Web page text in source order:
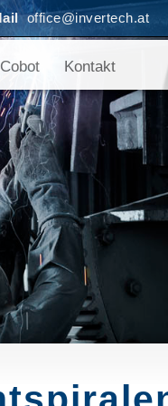
office@invertech.at
Cobot Kontakt